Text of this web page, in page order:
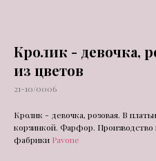
Кролик - девочка,
из цветов
21-10/0006
Кролик - девочка, розовая. В
корзинкой. Фарфор.
фабрики Pavone